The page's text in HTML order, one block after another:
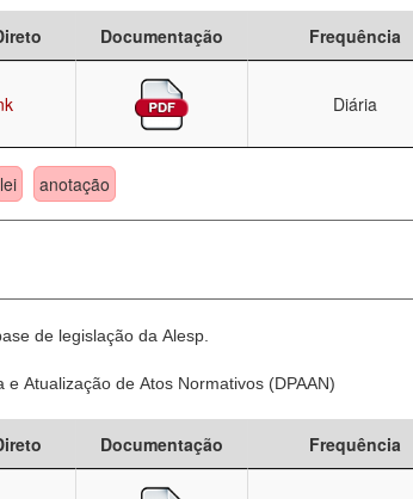
Documentação Frequência
Diária
lei anotação
de legislação da Alesp.
Atualização de Atos Normativos (DPAAN)
Documentação Frequência